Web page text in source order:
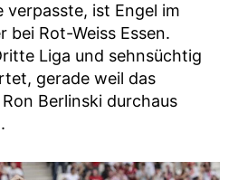
verpasste, ist Engel im
bei Rot-Weiss Essen.
Liga und sehnsüchtig
gerade weil das
Berlinski durchaus